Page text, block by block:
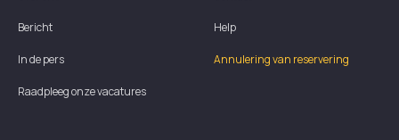
Bericht
In de pers
Raadpleeg onze vacatures
Help
Annulering van reservering